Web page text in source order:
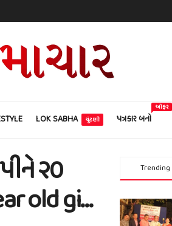
LOK SABHA ચૂંટણી પત્રકાર બનો
ઓફર
૨૦
old gi…
Trending